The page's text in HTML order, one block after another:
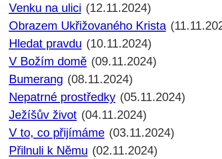
Venku na ulici (12.11.2024)
Obrazem Ukřižovaného Krista
Hledat pravdu (10.11.2024)
V Božím domě (09.11.2024)
Bumerang (08.11.2024)
Nepatrné prostředky (05.11.2024)
Ježíšův život (04.11.2024)
V to, co přijímáme (03.11.2024)
Přilnuli k Němu (02.11.2024)